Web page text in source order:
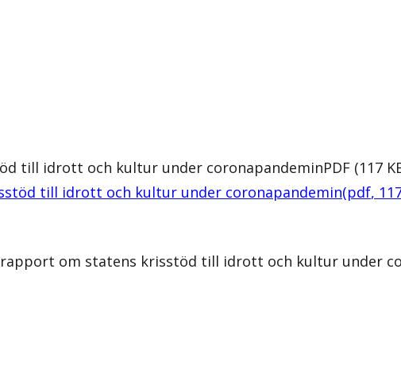
till idrott och kultur under coronapandeminPDF (117
till idrott och kultur under coronapandemin(pdf,
rapport om statens krisstöd till idrott och kultur under